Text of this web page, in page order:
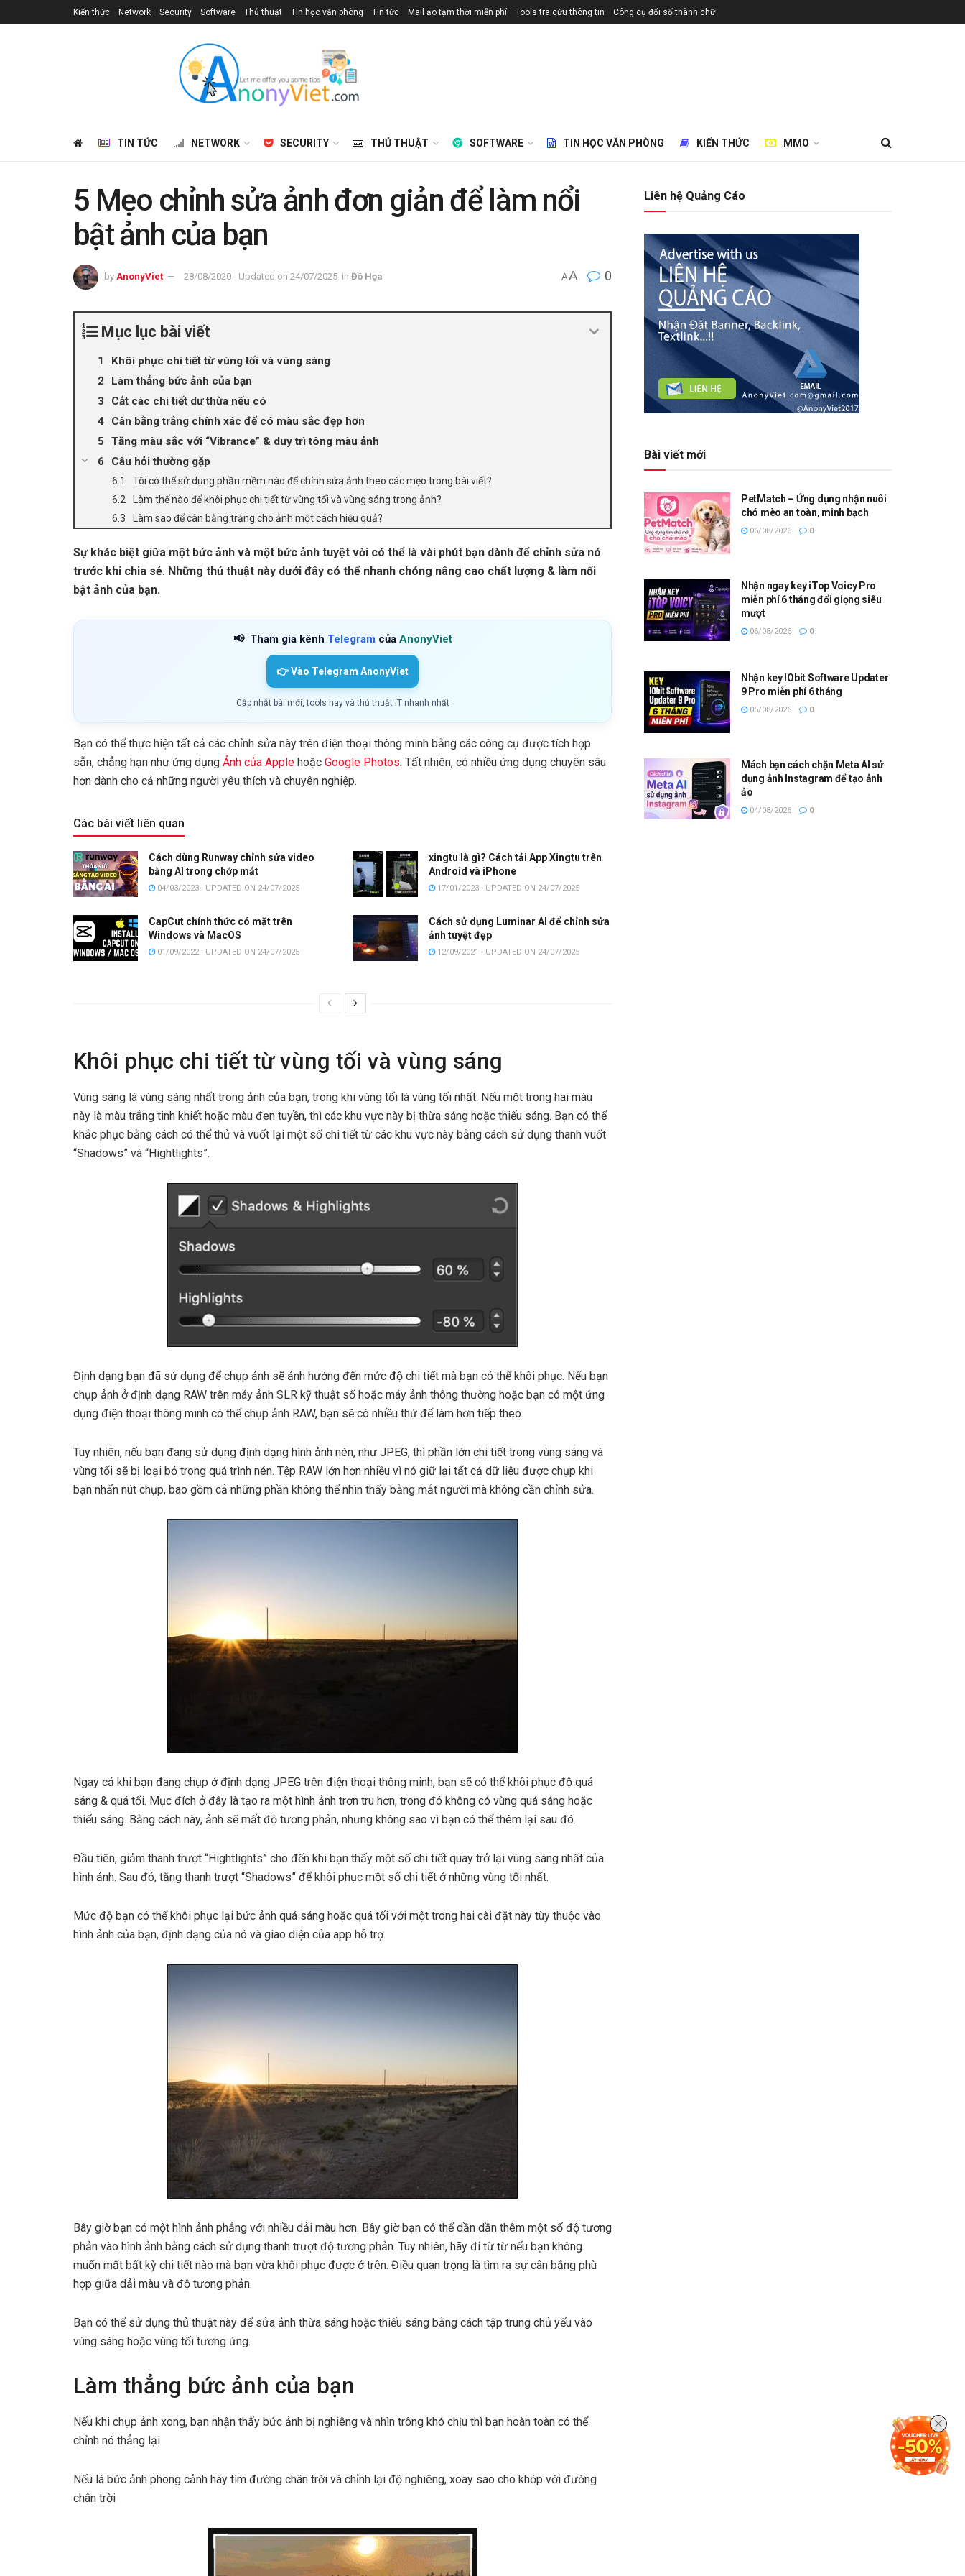
Kiến thức Network Security Software Thủ thuật Tin học văn phòng Tin tức Mail ảo tạm thời miễn phí Tools tra cứu thông tin Công cụ đổi số thành chữ
TIN TỨC NETWORK SECURITY THỦ THUẬT SOFTWARE TIN HỌC VĂN PHÒNG KIẾN THỨC MMO
5 Mẹo chỉnh sửa ảnh đơn giản để làm nổi
bật ảnh của bạn
by AnonyViet 28/08/2020 - Updated on 24/07/2025 in Đồ Họa AA 0
Mục lục bài viết
Khôi phục chi tiết từ vùng tối và vùng sáng
Làm thẳng bức ảnh của bạn
Cắt các chi tiết dư thừa nếu có
Cân bằng trắng chính xác để có màu sắc đẹp hơn
Tăng màu sắc với “Vibrance” & duy trì tông màu ảnh
Câu hỏi thường gặp
Tôi có thể sử dụng phần mềm nào để chỉnh sửa ảnh theo các mẹo trong bài viết?
Làm thế nào để khôi phục chi tiết từ vùng tối và vùng sáng trong ảnh?
Làm sao để cân bằng trắng cho ảnh một cách hiệu quả?
Sự khác biệt giữa một bức ảnh và một bức ảnh tuyệt vời có thể là vài phút bạn dành để chỉnh sửa nó
trước khi chia sẻ. Những thủ thuật này dưới đây có thể nhanh chóng nâng cao chất lượng & làm nổi
bật ảnh của bạn.
📢 Tham gia kênh Telegram của AnonyViet
👉 Vào Telegram AnonyViet
Cập nhật bài mới, tools hay và thủ thuật IT nhanh nhất
Bạn có thể thực hiện tất cả các chỉnh sửa này trên điện thoại thông minh bằng các công cụ được tích hợp
sẵn, chẳng hạn như ứng dụng Ảnh của Apple hoặc Google Photos. Tất nhiên, có nhiều ứng dụng chuyên sâu
hơn dành cho cả những người yêu thích và chuyên nghiệp.
Các bài viết liên quan
Cách dùng Runway chỉnh sửa video
bằng AI trong chớp mắt
04/03/2023 - UPDATED ON 24/07/2025
xingtu là gì? Cách tải App Xingtu trên
Android và iPhone
17/01/2023 - UPDATED ON 24/07/2025
CapCut chính thức có mặt trên
Windows và MacOS
01/09/2022 - UPDATED ON 24/07/2025
Cách sử dụng Luminar AI để chỉnh sửa
ảnh tuyệt đẹp
12/09/2021 - UPDATED ON 24/07/2025
Khôi phục chi tiết từ vùng tối và vùng sáng
Vùng sáng là vùng sáng nhất trong ảnh của bạn, trong khi vùng tối là vùng tối nhất. Nếu một trong hai màu
này là màu trắng tinh khiết hoặc màu đen tuyền, thì các khu vực này bị thừa sáng hoặc thiếu sáng. Bạn có thể
khắc phục bằng cách có thể thử và vuốt lại một số chi tiết từ các khu vực này bằng cách sử dụng thanh vuốt
“Shadows” và “Hightlights”.
Định dạng bạn đã sử dụng để chụp ảnh sẽ ảnh hưởng đến mức độ chi tiết mà bạn có thể khôi phục. Nếu bạn
chụp ảnh ở định dạng RAW trên máy ảnh SLR kỹ thuật số hoặc máy ảnh thông thường hoặc bạn có một ứng
dụng điện thoại thông minh có thể chụp ảnh RAW, bạn sẽ có nhiều thứ để làm hơn tiếp theo.
Tuy nhiên, nếu bạn đang sử dụng định dạng hình ảnh nén, như JPEG, thì phần lớn chi tiết trong vùng sáng và
vùng tối sẽ bị loại bỏ trong quá trình nén. Tệp RAW lớn hơn nhiều vì nó giữ lại tất cả dữ liệu được chụp khi
bạn nhấn nút chụp, bao gồm cả những phần không thể nhìn thấy bằng mắt người mà không cần chỉnh sửa.
Ngay cả khi bạn đang chụp ở định dạng JPEG trên điện thoại thông minh, bạn sẽ có thể khôi phục độ quá
sáng & quá tối. Mục đích ở đây là tạo ra một hình ảnh trơn tru hơn, trong đó không có vùng quá sáng hoặc
thiếu sáng. Bằng cách này, ảnh sẽ mất độ tương phản, nhưng không sao vì bạn có thể thêm lại sau đó.
Đầu tiên, giảm thanh trượt “Hightlights” cho đến khi bạn thấy một số chi tiết quay trở lại vùng sáng nhất của
hình ảnh. Sau đó, tăng thanh trượt “Shadows” để khôi phục một số chi tiết ở những vùng tối nhất.
Mức độ bạn có thể khôi phục lại bức ảnh quá sáng hoặc quá tối với một trong hai cài đặt này tùy thuộc vào
hình ảnh của bạn, định dạng của nó và giao diện của app hỗ trợ.
Bây giờ bạn có một hình ảnh phẳng với nhiều dải màu hơn. Bây giờ bạn có thể dần dần thêm một số độ tương
phản vào hình ảnh bằng cách sử dụng thanh trượt độ tương phản. Tuy nhiên, hãy đi từ từ nếu bạn không
muốn mất bất kỳ chi tiết nào mà bạn vừa khôi phục được ở trên. Điều quan trọng là tìm ra sự cân bằng phù
hợp giữa dải màu và độ tương phản.
Bạn có thể sử dụng thủ thuật này để sửa ảnh thừa sáng hoặc thiếu sáng bằng cách tập trung chủ yếu vào
vùng sáng hoặc vùng tối tương ứng.
Làm thẳng bức ảnh của bạn
Nếu khi chụp ảnh xong, bạn nhận thấy bức ảnh bị nghiêng và nhìn trông khó chịu thì bạn hoàn toàn có thể
chỉnh nó thẳng lại
Nếu là bức ảnh phong cảnh hãy tìm đường chân trời và chỉnh lại độ nghiêng, xoay sao cho khớp với đường
chân trời
Liên hệ Quảng Cáo
Bài viết mới
PetMatch – Ứng dụng nhận nuôi
chó mèo an toàn, minh bạch
06/08/2026 0
Nhận ngay key iTop Voicy Pro
miễn phí 6 tháng đổi giọng siêu
mượt
06/08/2026 0
Nhận key IObit Software Updater
9 Pro miễn phí 6 tháng
05/08/2026 0
Mách bạn cách chặn Meta AI sử
dụng ảnh Instagram để tạo ảnh
ảo
04/08/2026 0